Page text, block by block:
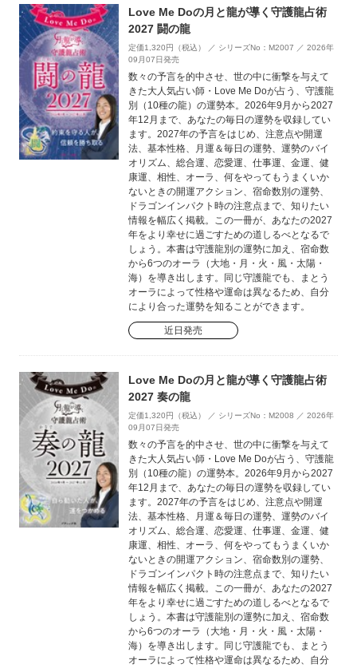
Love Me Doの月と龍が導く守護龍占術
2027 闘の龍
定価1,320円（税込） ／ シリーズNo：M2007 ／ 2026年
09月07日発売
数々の予言を的中させ、世の中に衝撃を与えて
きた大人気占い師・Love Me Doが占う、守護龍
別（10種の龍）の運勢本。2026年9月から2027
年12月まで、あなたの毎日の運勢を収録してい
ます。2027年の予言をはじめ、注意点や開運
法、基本性格、月運＆毎日の運勢、運勢のバイ
オリズム、総合運、恋愛運、仕事運、金運、健
康運、相性、オーラ、何をやってもうまくいか
ないときの開運アクション、宿命数別の運勢、
ドラゴンインパクト時の注意点まで、知りたい
情報を幅広く掲載。この一冊が、あなたの2027
年をより幸せに過ごすための道しるべとなるで
しょう。本書は守護龍別の運勢に加え、宿命数
から6つのオーラ（大地・月・火・風・太陽・
海）を導き出します。同じ守護龍でも、まとう
オーラによって性格や運命は異なるため、自分
により合った運勢を知ることができます。
近日発売
Love Me Doの月と龍が導く守護龍占術
2027 奏の龍
定価1,320円（税込） ／ シリーズNo：M2008 ／ 2026年
09月07日発売
数々の予言を的中させ、世の中に衝撃を与えて
きた大人気占い師・Love Me Doが占う、守護龍
別（10種の龍）の運勢本。2026年9月から2027
年12月まで、あなたの毎日の運勢を収録してい
ます。2027年の予言をはじめ、注意点や開運
法、基本性格、月運＆毎日の運勢、運勢のバイ
オリズム、総合運、恋愛運、仕事運、金運、健
康運、相性、オーラ、何をやってもうまくいか
ないときの開運アクション、宿命数別の運勢、
ドラゴンインパクト時の注意点まで、知りたい
情報を幅広く掲載。この一冊が、あなたの2027
年をより幸せに過ごすための道しるべとなるで
しょう。本書は守護龍別の運勢に加え、宿命数
から6つのオーラ（大地・月・火・風・太陽・
海）を導き出します。同じ守護龍でも、まとう
オーラによって性格や運命は異なるため、自分